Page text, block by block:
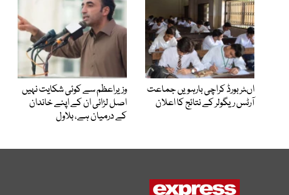
اںٹر بورڈ کراچی بارہویں جماعت
آرٹس ریگولر کے نتائج کا اعلان
وزیراعظم سے کوئی شکایت نہیں
اصل لڑائی ان کے اپنے خاندان
کے درمیان ہے، بلاول